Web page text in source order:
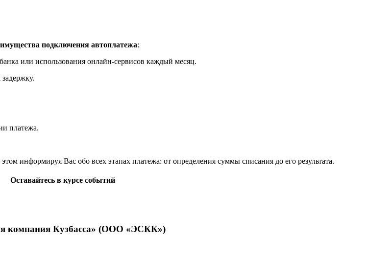
подключения автоплатежа:
или использования онлайн-сервисов каждый месяц.
платежа.
информируя Вас обо всех этапах платежа: от определения суммы списания до его результата.
Оставайтесь в курсе событий
компания Кузбасса» (ООО «ЭСКК»)